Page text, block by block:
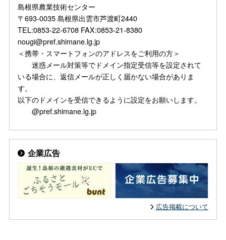
島根県農業技術センター
〒693-0035 島根県出雲市芦渡町2440
TEL:0853-22-6708 FAX:0853-21-8380
nougi@pref.shimane.lg.jp
＜携帯・スマートフォンのアドレスをご利用の方＞
迷惑メール対策等でドメイン指定受信等を設定されて
いる場合に、返信メールが正しく届かない場合がありま
す。
以下のドメインを受信できるように設定をお願いします。
@pref.shimane.lg.jp
企業広告
広告掲載について